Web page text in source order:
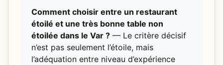
Comment choisir entre un restaurant
étoilé et une très bonne table non
étoilée dans le Var ? — Le critère décisif
n’est pas seulement l’étoile, mais
l’adéquation entre niveau d’expérience